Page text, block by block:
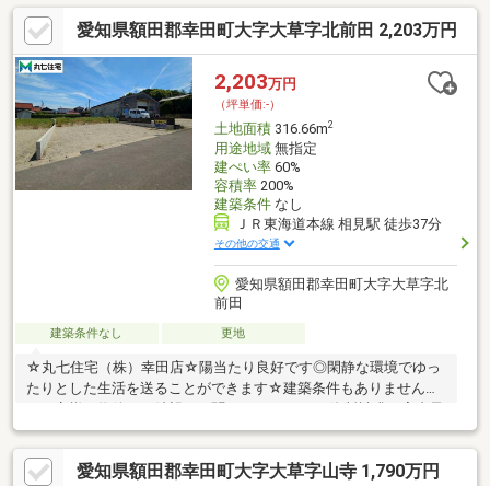
ーンシュミレーションなどのご提案をさせて頂きます。無料で仮
審査をすることも可能ですので、ご安心ください。●現地案内可
能！まずはお気軽にお電話ください ＞＞０８００－８８８－５
５５０
愛知県額田郡幸田町大字大草字北前田 2,203万円
2,203万円
（坪単価:-）
土地面積316.66m2
用途地域無指定
建ぺい率60%
容積率200%
建築条件なし
ＪＲ東海道本線 相見駅 徒歩37分
その他の交通
愛知県額田郡幸田町大字大草字北
前田
建築条件なし 更地
☆丸七住宅（株）幸田店☆陽当たり良好です◎閑静な環境でゆっ
たりとした生活を送ることができます☆建築条件もありません！
＼お客様の物件のご希望をお聞かせください！/資料請求・案内予
約はもちろん、気になったことなど何でもお気軽にお問い合わせ
ください。お待ちしております（＾＾）
愛知県額田郡幸田町大字大草字山寺 1,790万円